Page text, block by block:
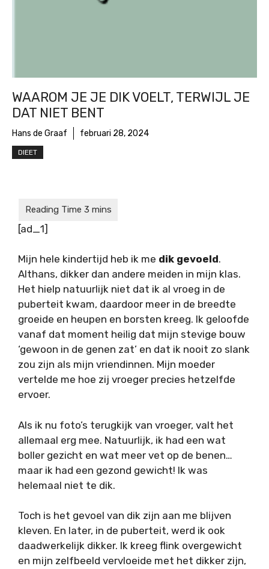
WAAROM JE JE DIK VOELT, TERWIJL JE
DAT NIET BENT
Hans de Graaf februari 28, 2024
DIEET
[ad_1]
Mijn hele kindertijd heb ik me dik gevoeld.
Althans, dikker dan andere meiden in mijn klas.
Het hielp natuurlijk niet dat ik al vroeg in de
puberteit kwam, daardoor meer in de breedte
groeide en heupen en borsten kreeg. Ik geloofde
vanaf dat moment heilig dat mijn stevige bouw
‘gewoon in de genen zat’ en dat ik nooit zo slank
zou zijn als mijn vriendinnen. Mijn moeder
vertelde me hoe zij vroeger precies hetzelfde
ervoer.
Als ik nu foto’s terugkijk van vroeger, valt het
allemaal erg mee. Natuurlijk, ik had een wat
boller gezicht en wat meer vet op de benen…
maar ik had een gezond gewicht! Ik was
helemaal niet te dik.
Toch is het gevoel van dik zijn aan me blijven
kleven. En later, in de puberteit, werd ik ook
daadwerkelijk dikker. Ik kreeg flink overgewicht
en mijn zelfbeeld vervloeide met het dikker zijn,